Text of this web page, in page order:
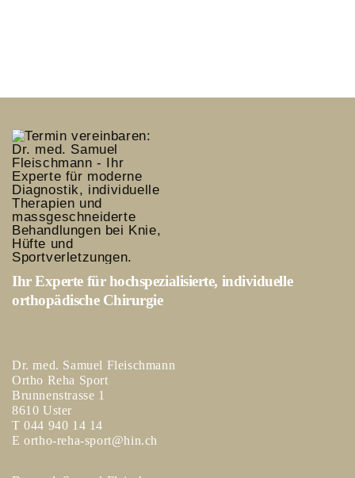
Ihr Experte für hochspezialisierte, individuelle
orthopädische Chirurgie
Dr. med. Samuel Fleischmann
Ortho Reha Sport
Brunnenstrasse 1
8610 Uster
T044 940 14 14
Eortho-reha-sport@hin.ch